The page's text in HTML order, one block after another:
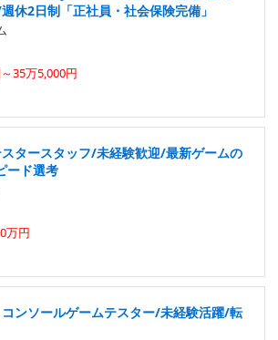
休2日制「正社員・社会保険完備」
35万5,000円
タースタッフ/未経験歓迎/最新ゲームの
ード選考
万円
コンソールゲームテスター/未経験活躍/転